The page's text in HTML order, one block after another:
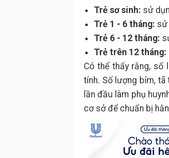
Trẻ sơ sinh: sử
Trẻ 1 - 6 tháng: sử
Trẻ 6 - 12 tháng:
Trẻ trên 12 tháng:
Có thể thấy rằng, số
tính. Số lượng bỉm,
lần đầu làm phụ
cơ sở để chuẩn bị